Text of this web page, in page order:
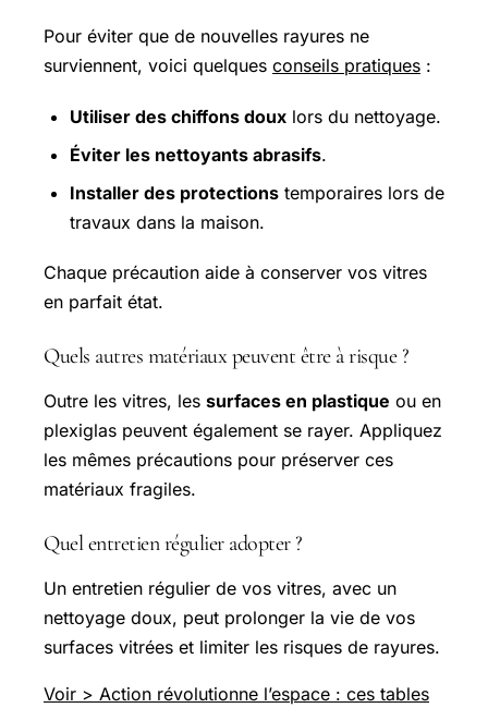
Pour éviter que de nouvelles rayures ne
surviennent, voici quelques conseils pratiques :
Utiliser des chiffons doux lors du nettoyage.
Éviter les nettoyants abrasifs.
Installer des protections temporaires lors de
travaux dans la maison.
Chaque précaution aide à conserver vos vitres
en parfait état.
Quels autres matériaux peuvent être à risque ?
Outre les vitres, les surfaces en plastique ou en
plexiglas peuvent également se rayer. Appliquez
les mêmes précautions pour préserver ces
matériaux fragiles.
Quel entretien régulier adopter ?
Un entretien régulier de vos vitres, avec un
nettoyage doux, peut prolonger la vie de vos
surfaces vitrées et limiter les risques de rayures.
Voir > Action révolutionne l’espace : ces tables